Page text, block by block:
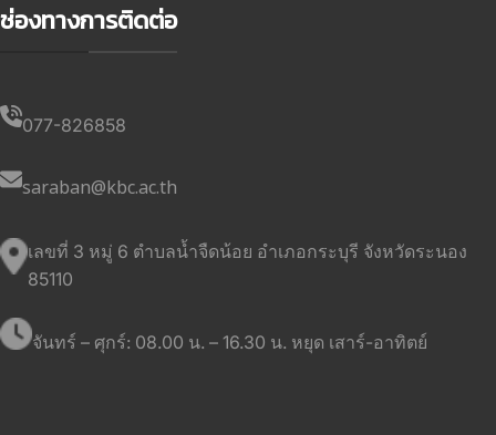
ช่องทางการติดต่อ
077-826858
saraban@kbc.ac.th
เลขที่ 3 หมู่ 6 ตำบลน้ำจืดน้อย อำเภอกระบุรี จังหวัดระนอง
85110
จันทร์ – ศุกร์: 08.00 น. – 16.30 น. หยุด เสาร์-อาทิตย์